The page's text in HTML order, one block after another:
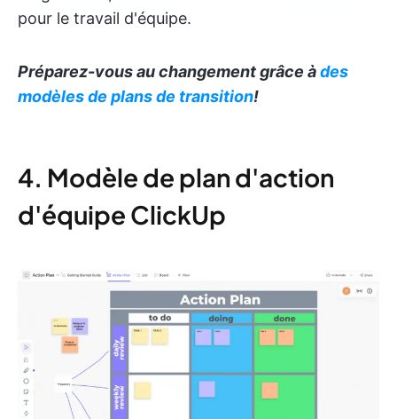
pour le travail d'équipe.
Préparez-vous au changement grâce àdes
modèles de plans de transition!
4. Modèle de plan d'action
d'équipe ClickUp